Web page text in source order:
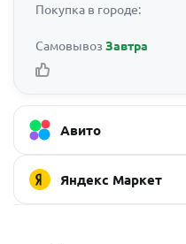
Покупка в городе:
Самовывоз Завтра
Авито
Яндекс Маркет